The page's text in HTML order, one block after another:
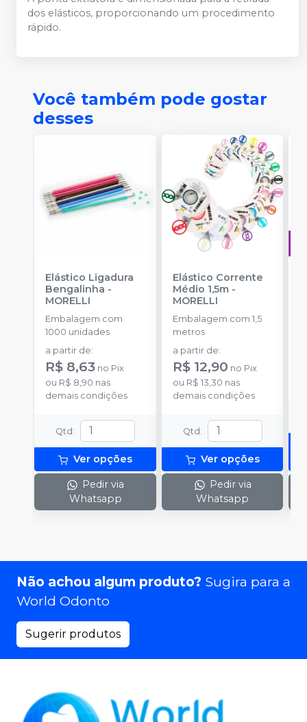
dos elásticos, proporcionando um procedimento
rápido.
Você também pode gostar
desses
Elástico Ligadura
Bengalinha -
MORELLI
Embalagem com
1000 unidades
a partir de:
R$ 8,63 no Pix
ou R$ 8,90 nas
demais condições
Qtd :
Ver opções
Pedir via
Whatsapp
Elástico Corrente
Médio 1,5m-
MORELLI
Embalagem com 1,5
metros
a partir de:
R$ 12,90 no Pix
ou R$ 13,30 nas
demais condições
Qtd :
Ver opções
Pedir via
Whatsapp
Não achou algum produto? Sugira para a
World Odonto
Sugerir produtos